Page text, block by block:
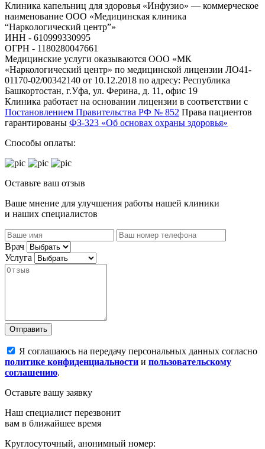
Клиника капельниц для здоровья «Инфузио» — коммерческое
наименование ООО «Медицинская клиника
“Наркологический центр”»
ИНН - 610999330995
ОГРН - 1180280047661
Медицинские услуги оказываются ООО «МК
«Наркологический центр» по медицинской лицензии ЛО41-
01170-02/00342140 от 10.12.2018 по адресу: Республика
Башкортостан, г.Уфа, ул. Ферина, д. 11, офис 19
Клиника работает на основании лицензии в соответствии с
Постановлением Правительства РФ № 852 Права пациентов
гарантированы ФЗ-323 «Об основах охраны здоровья»
Способы оплаты:
Оставьте ваш отзыв
Ваше мнение для улучшения работы нашей клиники
и наших специалистов
Врач
Услуга
Отправить
Я соглашаюсь на передачу персональных данных согласно
политике конфиденциальности и пользовательскому
соглашению.
Оставьте вашу заявку
Наш специалист перезвонит
вам в ближайшее время
Круглосуточный, анонимный номер: